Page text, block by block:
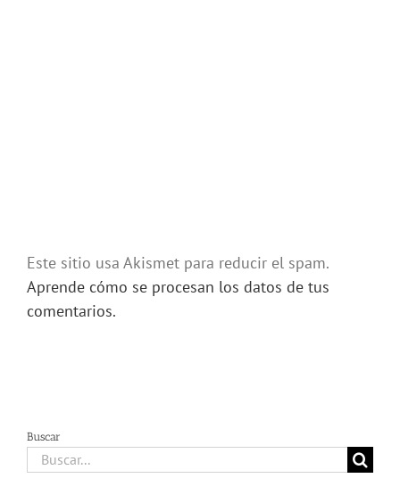
Este sitio usa Akismet para reducir el spam.
Aprende cómo se procesan los datos de tus
comentarios.
Buscar
Buscar: